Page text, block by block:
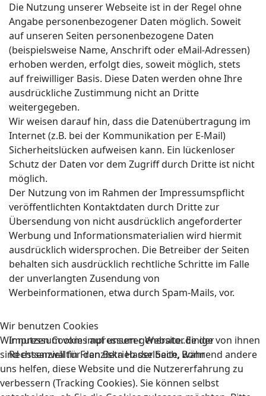
Die Nutzung unserer Webseite ist in der Regel ohne
Angabe personenbezogener Daten möglich. Soweit
auf unseren Seiten personenbezogene Daten
(beispielsweise Name, Anschrift oder eMail-Adressen)
erhoben werden, erfolgt dies, soweit möglich, stets
auf freiwilliger Basis. Diese Daten werden ohne Ihre
ausdrückliche Zustimmung nicht an Dritte
weitergegeben.
Wir weisen darauf hin, dass die Datenübertragung im
Internet (z.B. bei der Kommunikation per E-Mail)
Sicherheitslücken aufweisen kann. Ein lückenloser
Schutz der Daten vor dem Zugriff durch Dritte ist nicht
möglich.
Der Nutzung von im Rahmen der Impressumspflicht
veröffentlichten Kontaktdaten durch Dritte zur
Übersendung von nicht ausdrücklich angeforderter
Werbung und Informationsmaterialien wird hiermit
ausdrücklich widersprochen. Die Betreiber der Seiten
behalten sich ausdrücklich rechtliche Schritte im Falle
der unverlangten Zusendung von
Werbeinformationen, etwa durch Spam-Mails, vor.
Impressum vom impressum-generator.de der
Rechtsanwältin Franziska Hasselbach, Bonn
Wir benutzen Cookies
Wir nutzen Cookies auf unserer Website. Einige von ihnen
sind essenziell für den Betrieb der Seite, während andere
uns helfen, diese Website und die Nutzererfahrung zu
verbessern (Tracking Cookies). Sie können selbst